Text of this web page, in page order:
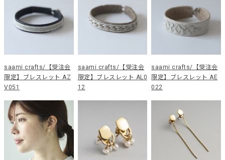
saami crafts/【受注会
限定】ブレスレット AZ
V051
saami crafts/【受注会
限定】ブレスレット AL0
12
saami crafts/【受注会
限定】ブレスレット AE
022